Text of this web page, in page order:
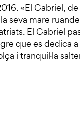
«El Gabriel,
seva mare
El Gabriel
que es dedica
i tranquil·la